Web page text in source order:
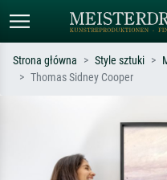
Strona główna Style sztuki
Thomas Sidney Cooper